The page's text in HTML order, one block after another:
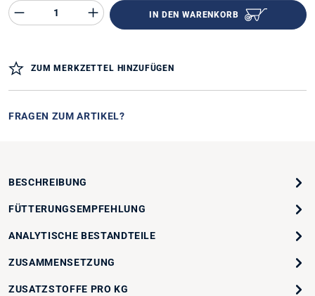
Produkt Anzahl des Produktes
IN DEN WARENKORB
ZUM MERKZETTEL HINZUFÜGEN
FRAGEN ZUM ARTIKEL?
BESCHREIBUNG
FÜTTERUNGSEMPFEHLUNG
ANALYTISCHE BESTANDTEILE
ZUSAMMENSETZUNG
ZUSATZSTOFFE PRO KG